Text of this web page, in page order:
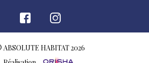
HABITAT 2026